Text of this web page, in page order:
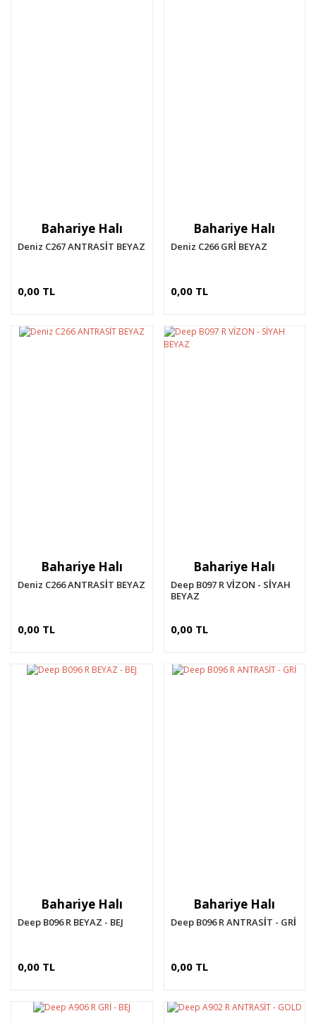
Bahariye Halı
Deniz C267 ANTRASİT BEYAZ
0,00 TL
Bahariye Halı
Deniz C266 GRİ BEYAZ
0,00 TL
Bahariye Halı
Deniz C266 ANTRASİT BEYAZ
0,00 TL
Bahariye Halı
Deep B097 R VİZON - SİYAH
BEYAZ
0,00 TL
Bahariye Halı
Deep B096 R BEYAZ - BEJ
0,00 TL
Bahariye Halı
Deep B096 R ANTRASİT - GRİ
0,00 TL